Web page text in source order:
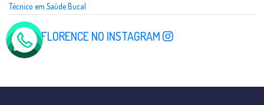
Técnico em Saúde Bucal
SIGA A FLORENCE NO INSTAGRAM